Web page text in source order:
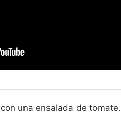
una ensalada de tomate.